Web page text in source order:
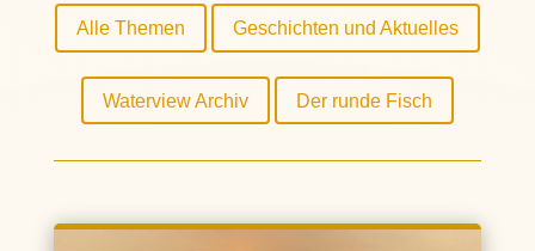
Alle Themen Geschichten und Aktuelles
Waterview Archiv Der runde Fisch